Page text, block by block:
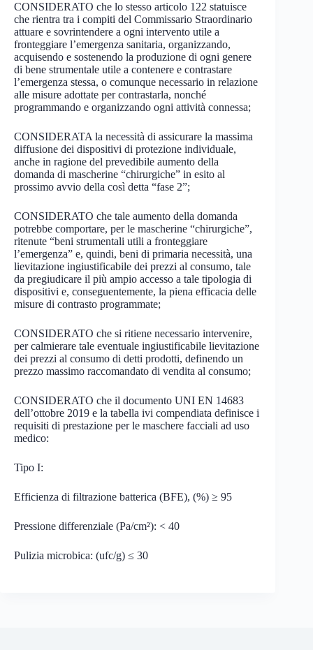
CONSIDERATO che lo stesso articolo 122 statuisce
che rientra tra i compiti del Commissario Straordinario
attuare e sovrintendere a ogni intervento utile a
fronteggiare l’emergenza sanitaria, organizzando,
acquisendo e sostenendo la produzione di ogni genere
di bene strumentale utile a contenere e contrastare
l’emergenza stessa, o comunque necessario in relazione
alle misure adottate per contrastarla, nonché
programmando e organizzando ogni attività connessa;
CONSIDERATA la necessità di assicurare la massima
diffusione dei dispositivi di protezione individuale,
anche in ragione del prevedibile aumento della
domanda di mascherine “chirurgiche” in esito al
prossimo avvio della così detta “fase 2”;
CONSIDERATO che tale aumento della domanda
potrebbe comportare, per le mascherine “chirurgiche”,
ritenute “beni strumentali utili a fronteggiare
l’emergenza” e, quindi, beni di primaria necessità, una
lievitazione ingiustificabile dei prezzi al consumo, tale
da pregiudicare il più ampio accesso a tale tipologia di
dispositivi e, conseguentemente, la piena efficacia delle
misure di contrasto programmate;
CONSIDERATO che si ritiene necessario intervenire,
per calmierare tale eventuale ingiustificabile lievitazione
dei prezzi al consumo di detti prodotti, definendo un
prezzo massimo raccomandato di vendita al consumo;
CONSIDERATO che il documento UNI EN 14683
dell’ottobre 2019 e la tabella ivi compendiata definisce i
requisiti di prestazione per le maschere facciali ad uso
medico:
Tipo I:
Efficienza di filtrazione batterica (BFE), (%) ≥ 95
Pressione differenziale (Pa/cm²): < 40
Pulizia microbica: (ufc/g) ≤ 30